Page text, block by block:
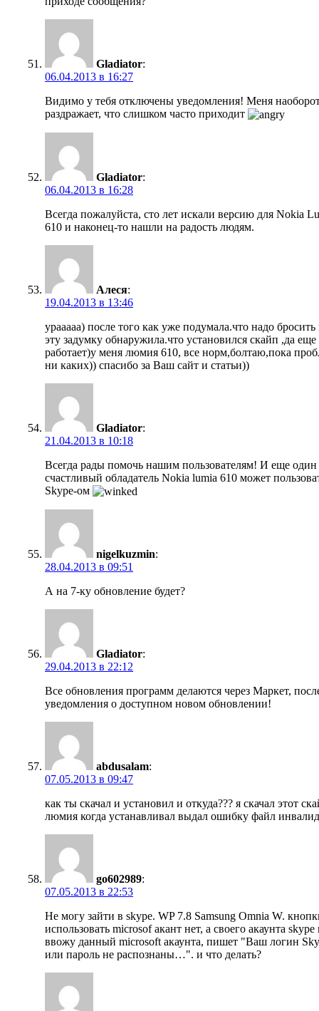
Gladiator:
06.04.2013 в 16:27
Видимо у тебя отключены уведомления! Меня
раздражает, что слишком часто приходит
Gladiator:
06.04.2013 в 16:28
Всегда пожалуйста, сто лет искали версию для Nokia
610 и наконец-то нашли на радость людям.
Алеся:
19.04.2013 в 13:46
урааааа) после того как уже подумала.что надо
эту задумку обнаружила.что установился скайп ,да еще
работает)у меня люмия 610, все норм,болтаю,пока
ни каких)) спасибо за Ваш сайт и статьи))
Gladiator:
21.04.2013 в 10:18
Всегда рады помочь нашим пользователям! И еще один
счастливый обладатель Nokia lumia 610 может
Skype-ом
nigelkuzmin:
28.04.2013 в 09:51
А на 7-ку обновление будет?
Gladiator:
29.04.2013 в 22:12
Все обновления программ делаются через Маркет,
уведомления о доступном новом обновлении!
abdusalam:
07.05.2013 в 09:47
как ты скачал и установил и откуда??? я скачал этот
люмия когда устанавливал выдал ошибку файл
go602989:
07.05.2013 в 22:53
Не могу зайти в skype. WP 7.8 Samsung Omnia W.
использовать microsof акант нет, а своего акаунта skype
ввожу данный microsoft акаунта, пишет "Ваш логин
или пароль не распознаны…". и что делать?